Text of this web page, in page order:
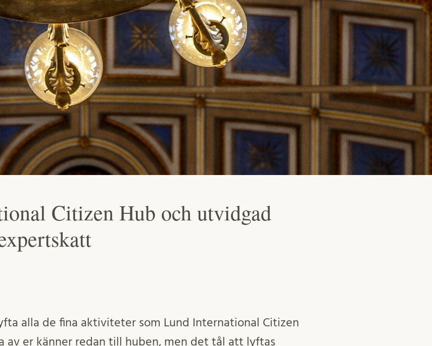
Citizen Hub och utvidgad
alla de fina aktiviteter som Lund International Citizen
av er känner redan till huben, men det tål att lyftas